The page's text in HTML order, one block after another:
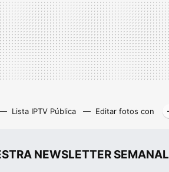
Lista IPTV Pública
Editar fotos con
NEWSLETTER SEMANAL